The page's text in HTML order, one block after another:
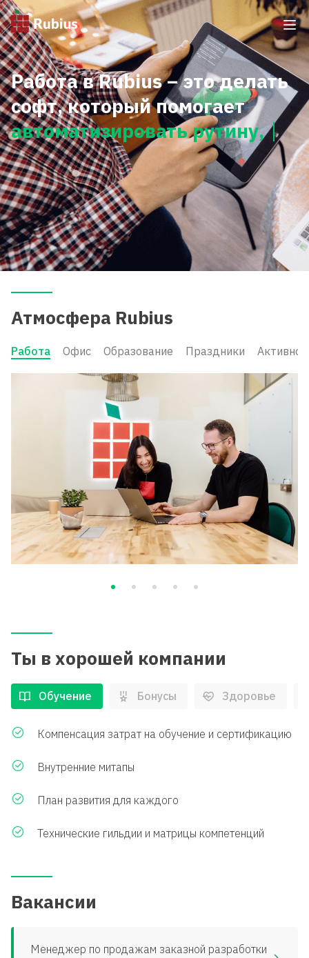
Работа в Rubius – это делать
софт, который помогает
автоматизировать рутину,
оста
Атмосфера Rubius
Работа Офис Образование Праздники
Ты в хорошей компании
Обучение Бонусы Здоровье
Компенсация затрат на обучение и сертификацию
Внутренние митапы
План развития для каждого
Технические гильдии и матрицы компетенций
Вакансии
Менеджер по продажам заказной разработки